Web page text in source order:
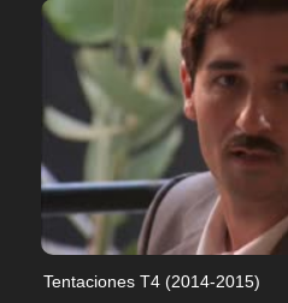
Tentaciones T4 (2014-2015)